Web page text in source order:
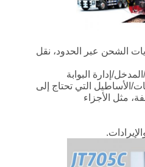
الشحن عبر الحدود، نقل
الأساطيل التي تحتاج إلى
مثل الأجزاء